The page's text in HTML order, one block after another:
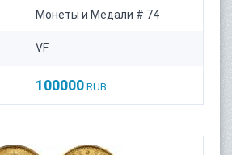
Монеты и Медали # 74
VF
100000 RUB